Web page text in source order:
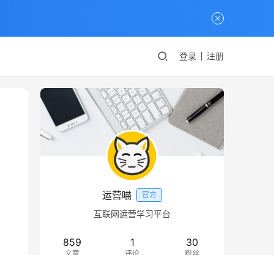
登录 注册
运营喵 官方
互联网运营学习平台
859 1 30